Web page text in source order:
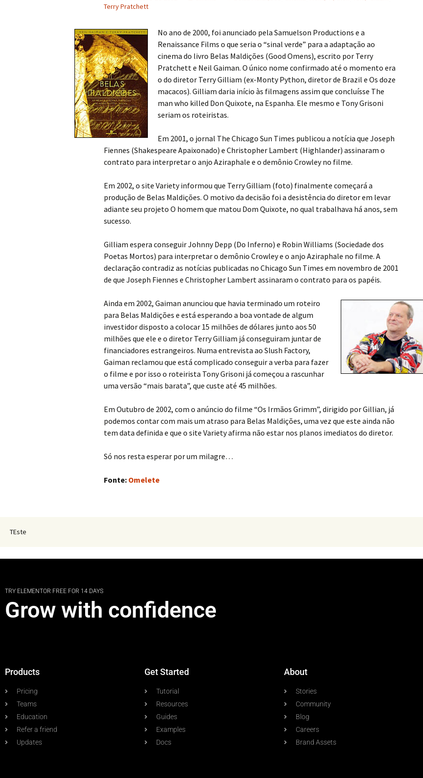
Terry Pratchett
No ano de 2000, foi anunciado pela Samuelson Productions e a
Renaissance Films o que seria o “sinal verde” para a adaptação ao
cinema do livro Belas Maldições (Good Omens), escrito por Terry
Pratchett e Neil Gaiman. O único nome confirmado até o momento era
o do diretor Terry Gilliam (ex-Monty Python, diretor de Brazil e Os doze
macacos). Gilliam daria início às filmagens assim que concluísse The
man who killed Don Quixote, na Espanha. Ele mesmo e Tony Grisoni
seriam os roteiristas.
Em 2001, o jornal The Chicago Sun Times publicou a notícia que Joseph
Fiennes (Shakespeare Apaixonado) e Christopher Lambert (Highlander) assinaram o
contrato para interpretar o anjo Aziraphale e o demônio Crowley no filme.
Em 2002, o site Variety informou que Terry Gilliam (foto) finalmente começará a
produção de Belas Maldições. O motivo da decisão foi a desistência do diretor em levar
adiante seu projeto O homem que matou Dom Quixote, no qual trabalhava há anos, sem
sucesso.
Gilliam espera conseguir Johnny Depp (Do Inferno) e Robin Williams (Sociedade dos
Poetas Mortos) para interpretar o demônio Crowley e o anjo Aziraphale no filme. A
declaração contradiz as notícias publicadas no Chicago Sun Times em novembro de 2001
de que Joseph Fiennes e Christopher Lambert assinaram o contrato para os papéis.
Ainda em 2002, Gaiman anunciou que havia terminado um roteiro
para Belas Maldições e está esperando a boa vontade de algum
investidor disposto a colocar 15 milhões de dólares junto aos 50
milhões que ele e o diretor Terry Gilliam já conseguiram juntar de
financiadores estrangeiros. Numa entrevista ao Slush Factory,
Gaiman reclamou que está complicado conseguir a verba para fazer
o filme e por isso o roteirista Tony Grisoni já começou a rascunhar
uma versão “mais barata”, que custe até 45 milhões.
Em Outubro de 2002, com o anúncio do filme “Os Irmãos Grimm”, dirigido por Gillian, já
podemos contar com mais um atraso para Belas Maldições, uma vez que este ainda não
tem data definida e que o site Variety afirma não estar nos planos imediatos do diretor.
Só nos resta esperar por um milagre…
Fonte: Omelete
TEste
TRY ELEMENTOR FREE FOR 14 DAYS
Grow with confidence
Products
Pricing
Teams
Education
Refer a friend
Updates
Get Started
Tutorial
Resources
Guides
Examples
Docs
About
Stories
Community
Blog
Careers
Brand Assets